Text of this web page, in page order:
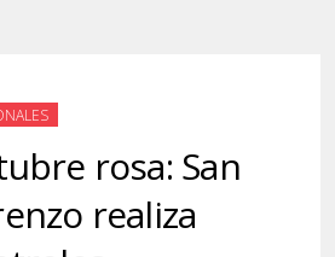
rosa: San
realiza